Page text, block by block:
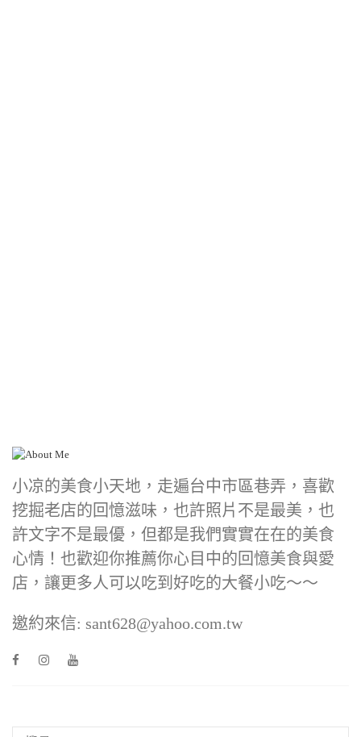
小凉的美食小天地，走遍台中市區巷弄，喜歡
挖掘老店的回憶滋味，也許照片不是最美，也
許文字不是最優，但都是我們實實在在的美食
心情！也歡迎你推薦你心目中的回憶美食與愛
店，讓更多人可以吃到好吃的大餐小吃～～
邀約來信: sant628@yahoo.com.tw